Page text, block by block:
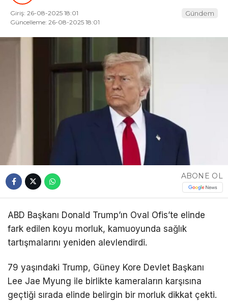
Giriş: 26-08-2025 18:01
Güncelleme: 26-08-2025 18:01
Gündem
ABONE OL
ABD Başkanı Donald Trump’ın Oval Ofis’te elinde
fark edilen koyu morluk, kamuoyunda sağlık
tartışmalarını yeniden alevlendirdi.
79 yaşındaki Trump, Güney Kore Devlet Başkanı
Lee Jae Myung ile birlikte kameraların karşısına
geçtiği sırada elinde belirgin bir morluk dikkat çekti.